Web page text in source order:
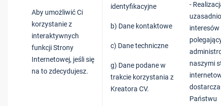
Aby umożliwić Ci
korzystanie z
interaktywnych
funkcji Strony
Internetowej, jeśli się
na to zdecydujesz.
identyfikacyjne
b) Dane kontaktowe
c) Dane techniczne
g) Dane podane w
trakcie korzystania z
Kreatora CV.
-
interesów
naszymi
Państwu